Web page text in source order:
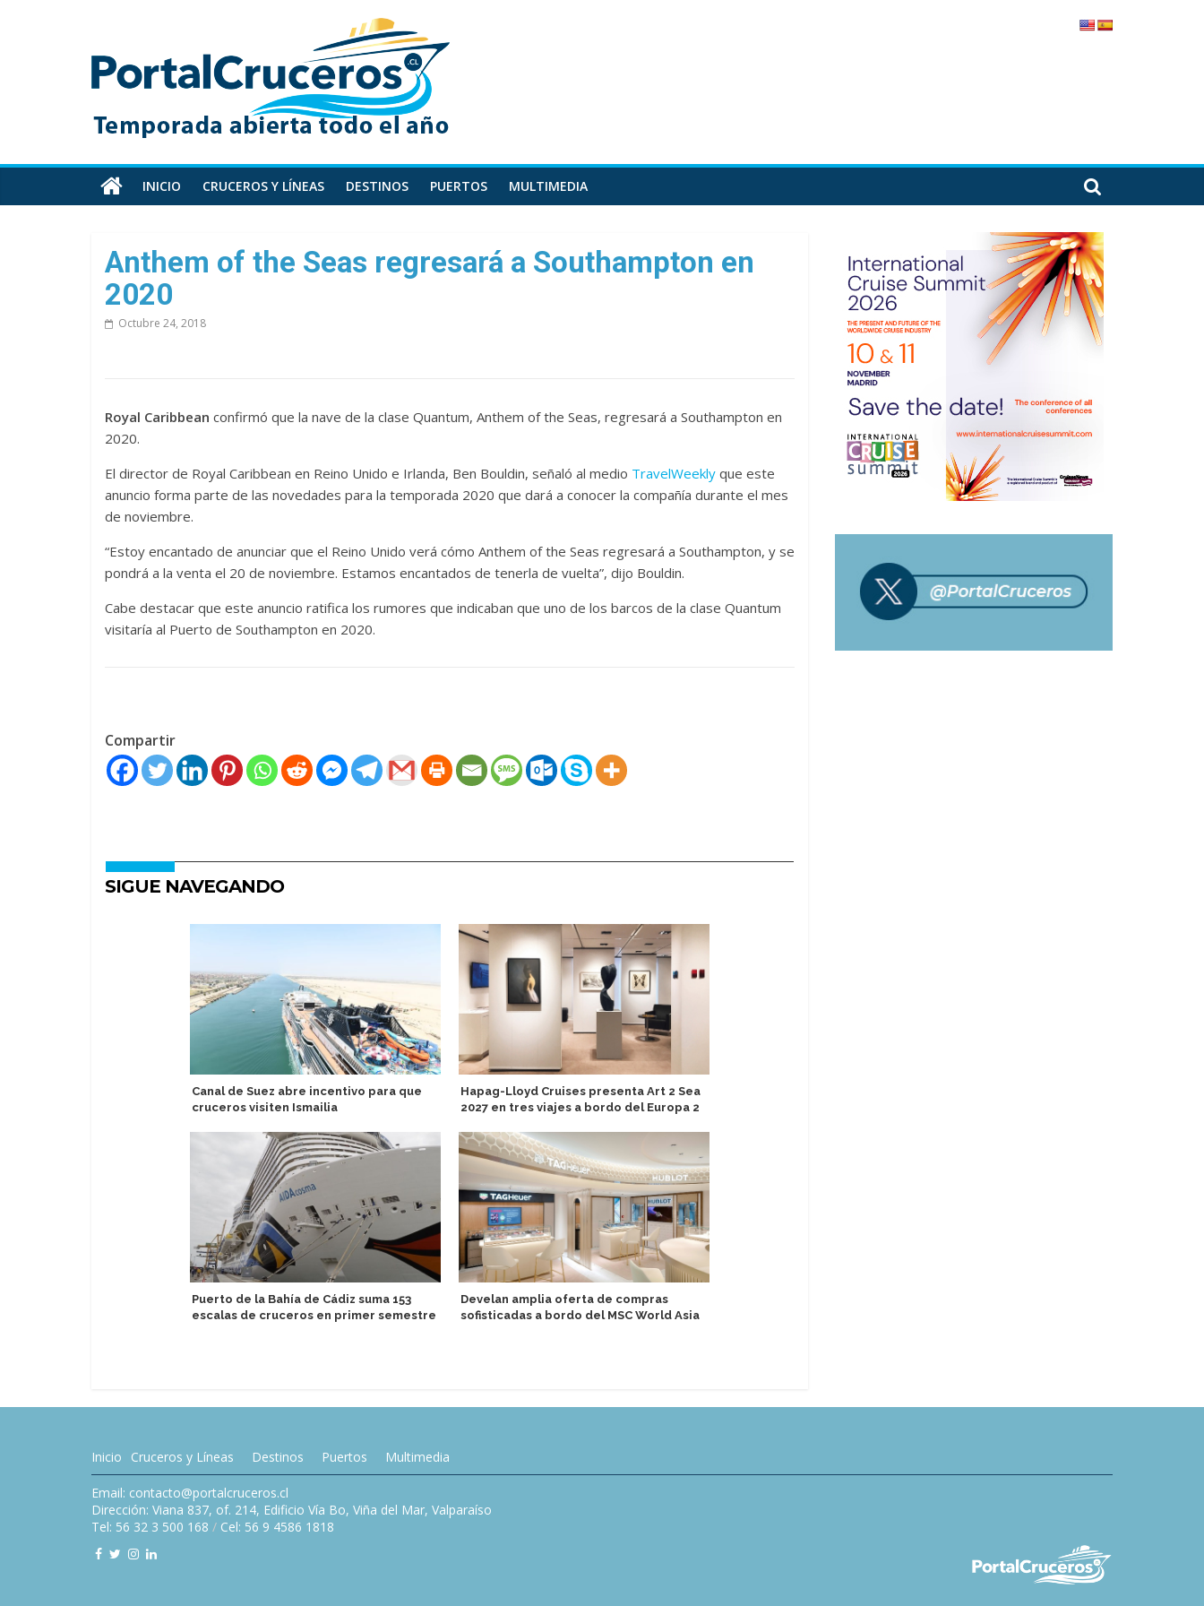
PortalCruceros
Toda
información
cruceros
en
un
sitio
INICIO CRUCEROS Y LÍNEAS DESTINOS PUERTOS MULTIMEDIA
Anthem of the Seas regresará a Southampton en
2020
Octubre 24, 2018
Royal Caribbean confirmó que la nave de la clase Quantum, Anthem of the Seas, regresará a Southampton en
2020.
El director de Royal Caribbean en Reino Unido e Irlanda, Ben Bouldin, señaló al medio TravelWeekly que este
anuncio forma parte de las novedades para la temporada 2020 que dará a conocer la compañía durante el mes
de noviembre.
“Estoy encantado de anunciar que el Reino Unido verá cómo Anthem of the Seas regresará a Southampton, y se
pondrá a la venta el 20 de noviembre. Estamos encantados de tenerla de vuelta”, dijo Bouldin.
Cabe destacar que este anuncio ratifica los rumores que indicaban que uno de los barcos de la clase Quantum
visitaría al Puerto de Southampton en 2020.
Compartir
SIGUE NAVEGANDO
Canal de Suez abre incentivo para que
cruceros visiten Ismailia
Puerto de la Bahía de Cádiz suma 153
escalas de cruceros en primer semestre
Hapag-Lloyd Cruises presenta Art 2 Sea
2027 en tres viajes a bordo del Europa 2
Develan amplia oferta de compras
sofisticadas a bordo del MSC World Asia
Inicio Cruceros y Líneas Destinos Puertos Multimedia
Email: contacto@portalcruceros.cl
Dirección: Viana 837, of. 214, Edificio Vía Bo, Viña del Mar, Valparaíso
Tel: 56 32 3 500 168 / Cel: 56 9 4586 1818